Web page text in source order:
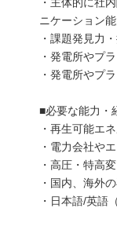
ニケーション能
・課題発見力
・発電所やプ
・発電所やプ
■必要な能力・
・再生可能エ
・電力会社や
・高圧・特高
・国内、海外
・日本語/英語